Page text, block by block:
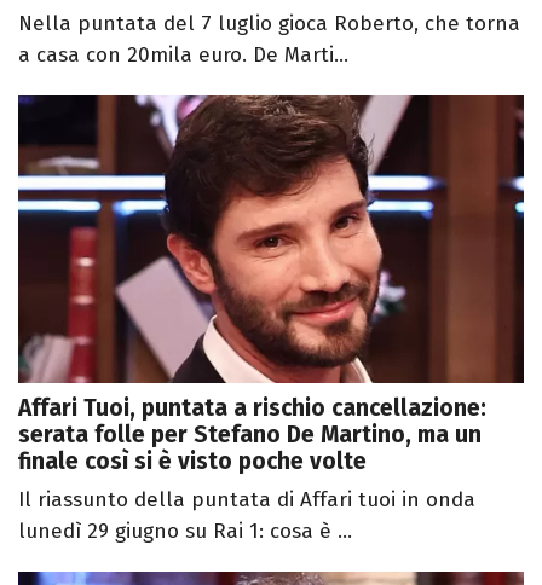
Nella puntata del 7 luglio gioca Roberto, che torna
a casa con 20mila euro. De Marti...
Affari Tuoi, puntata a rischio cancellazione:
serata folle per Stefano De Martino, ma un
finale così si è visto poche volte
Il riassunto della puntata di Affari tuoi in onda
lunedì 29 giugno su Rai 1: cosa è ...